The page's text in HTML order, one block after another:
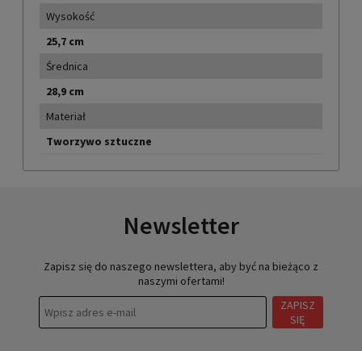
Wysokość
25,7 cm
Średnica
28,9 cm
Materiał
Tworzywo sztuczne
Newsletter
Zapisz się do naszego newslettera, aby być na bieżąco z
naszymi ofertami!
ZAPISZ
SIĘ